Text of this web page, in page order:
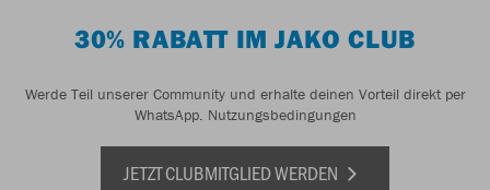
30% RABATT IM JAKO CLUB
Werde Teil unserer Community und erhalte deinen Vorteil direkt per
WhatsApp. Nutzungsbedingungen
JETZT CLUBMITGLIED WERDEN